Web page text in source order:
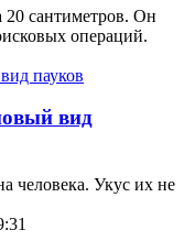
20 сантиметров. Он
операций.
вид
человека. Укус их не